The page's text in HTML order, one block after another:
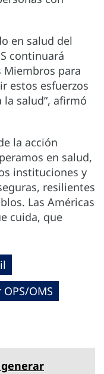
en salud del
continuará
para
estos esfuerzos
salud”, afirmó
la acción
en salud,
instituciones y
resilientes
Las Américas
cuida, que
OMS